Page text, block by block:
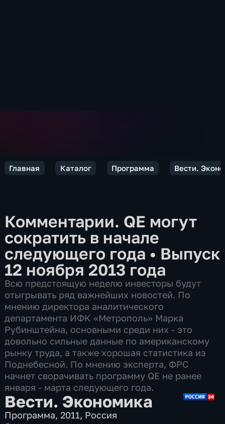
Главная Каталог Программа Вести.
Комментарии. QE могут
сократить в начале
следующего года • Выпуск
12 ноября 2013 года
Всю предстоящую неделю инвесторы будут
отыгрывать ряд важнейших новостей. По
мнению директора аналитического
департамента ИФК «Метрополь» Марка
Рубинштейна, основными среди них - это
довольно сильные данные по американскому
рынку труда, а также хорошая статистика из
Поднебесной. По мнению эксперта, ФРС
начнет сворачивать программу QE не ранее
января - марта следующего года.
Вести. Экономика
Программа,2011, Россия